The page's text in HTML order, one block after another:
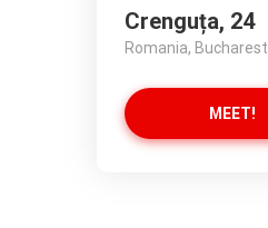
Crenguța, 24
Romania, Bucharest
MEET!